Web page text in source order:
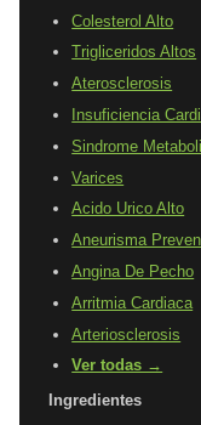
Colesterol Alto
Trigliceridos Altos
Aterosclerosis
Insuficiencia
Sindrome
Varices
Acido Urico Alto
Aneurisma
Angina De Pecho
Arritmia Cardiaca
Arteriosclerosis
Ver todas →
Ingredientes